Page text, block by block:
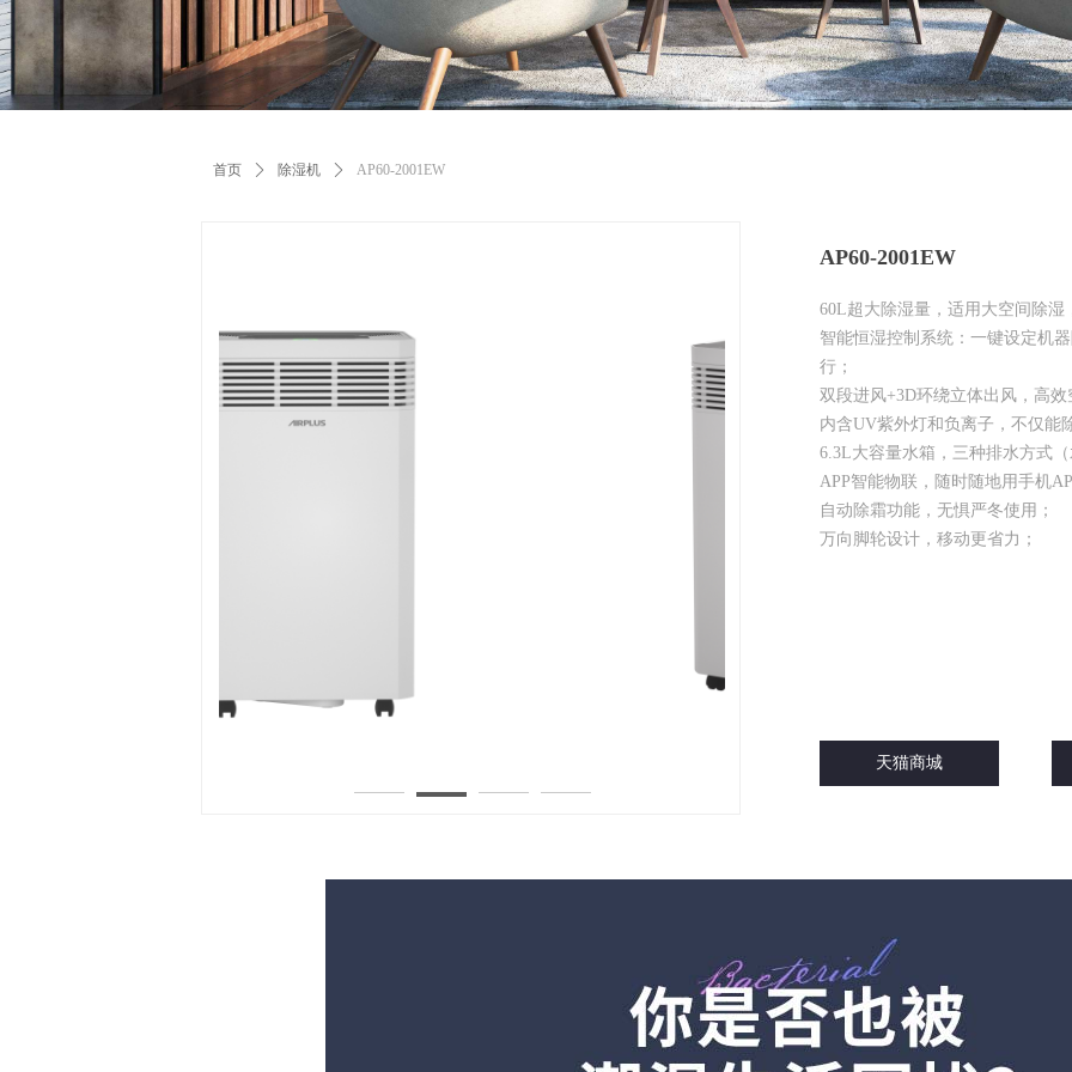
首页 ꄲ 除湿机 ꄲ AP60-2001EW
AP60-2001EW
60L超大除湿量，适用大空间除湿
智能恒湿控制系统：一键设定机
行；
双段进风+3D环绕立体出风，高
内含UV紫外灯和负离子，不仅能
6.3L大容量水箱，三种排水方式
APP智能物联，随时随地用手机
自动除霜功能，无惧严冬使用；
万向脚轮设计，移动更省力；
天猫商城